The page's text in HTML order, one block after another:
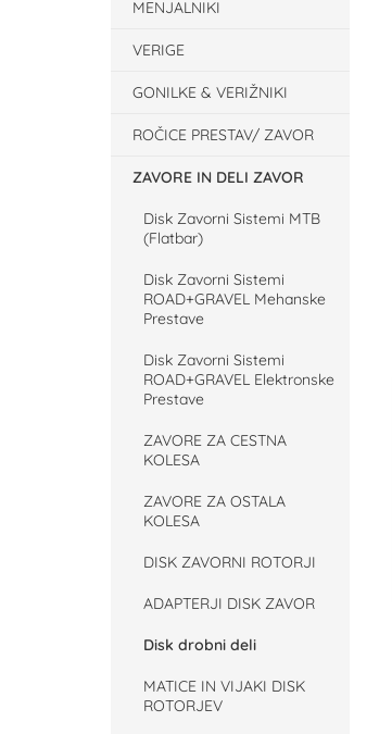
MENJALNIKI
VERIGE
GONILKE & VERIŽNIKI
ROČICE PRESTAV/ ZAVOR
ZAVORE IN DELI ZAVOR
Disk Zavorni Sistemi MTB
(Flatbar)
Disk Zavorni Sistemi
ROAD+GRAVEL Mehanske
Prestave
Disk Zavorni Sistemi
ROAD+GRAVEL Elektronske
Prestave
ZAVORE ZA CESTNA
KOLESA
ZAVORE ZA OSTALA
KOLESA
DISK ZAVORNI ROTORJI
ADAPTERJI DISK ZAVOR
Disk drobni deli
MATICE IN VIJAKI DISK
ROTORJEV